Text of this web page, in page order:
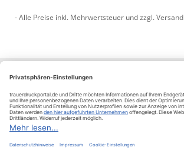
- Alle Preise inkl. Mehrwertsteuer und zzgl.Versand
Impressum AGB Datenschutz Vertrag widerrufen
Cookie-Einstellungen